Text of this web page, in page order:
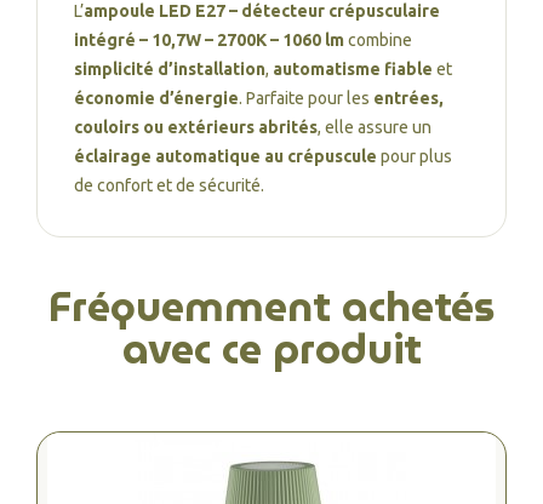
L’ampoule LED E27 – détecteur crépusculaire
intégré – 10,7W – 2700K – 1060 lmcombine
simplicité d’installation, automatisme fiable et
économie d’énergie. Parfaite pour les entrées,
couloirs ou extérieurs abrités, elle assure un
éclairage automatique au crépuscule pour plus
de confort et de sécurité.
Fréquemment achetés
avec ce produit